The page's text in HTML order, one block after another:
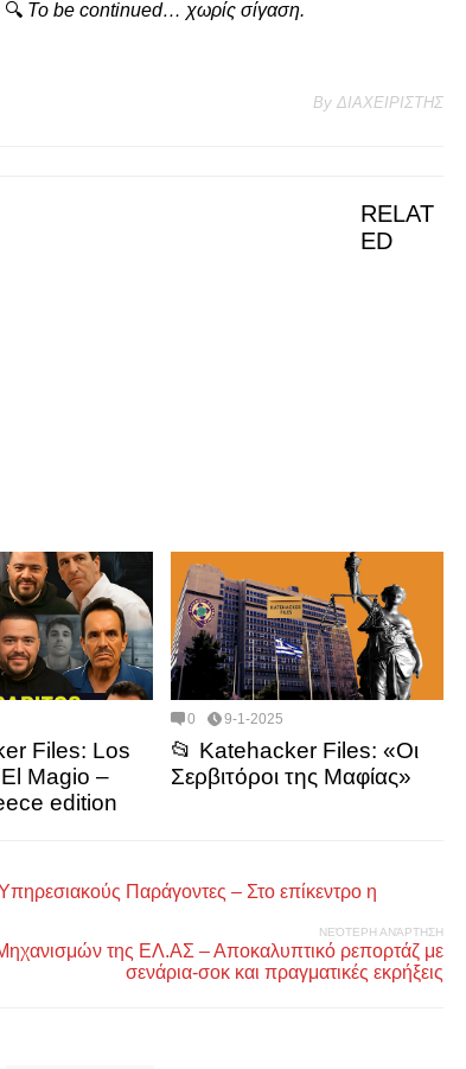
🔍 To be continued… χωρίς σίγαση.
By ΔΙΑΧΕΙΡΙΣΤΗΣ
RELAT
ED
Files: Los
Magio –
edition
0 9-1-2025
📂 Katehacker Files: «Οι
Σερβιτόροι της Μαφίας»
Παράγοντες – Στο επίκεντρο η
ΝΕΌΤΕΡΗ ΑΝΆΡΤΗΣΗ
της ΕΛ.ΑΣ – Αποκαλυπτικό ρεπορτάζ με
σενάρια-σοκ και πραγματικές εκρήξεις